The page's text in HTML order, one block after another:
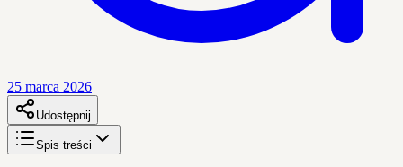
25 marca 2026
Udostępnij
Spis treści